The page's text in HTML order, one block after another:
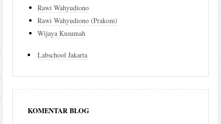
Rawi Wahyudiono
Rawi Wahyudiono (Prakom)
Wijaya Kusumah
Labschool Jakarta
KOMENTAR BLOG